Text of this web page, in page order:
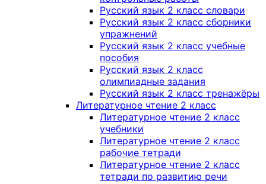
Русский язык 2 класс словари
Русский язык 2 класс сборники
упражнений
Русский язык 2 класс учебные
пособия
Русский язык 2 класс
олимпиадные задания
Русский язык 2 класс тренажёры
Литературное чтение 2 класс
Литературное чтение 2 класс
учебники
Литературное чтение 2 класс
рабочие тетради
Литературное чтение 2 класс
тетради по развитию речи